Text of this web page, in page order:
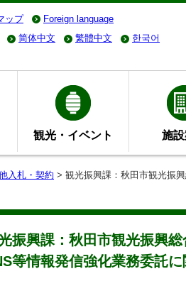
ップ Foreign language
简体中文 繁體中文 한국어
観光・イベント 施
入札・契約 > 観光振興課：秋田市観光振
振興課：秋田市観光振興
等情報発信強化業務委託